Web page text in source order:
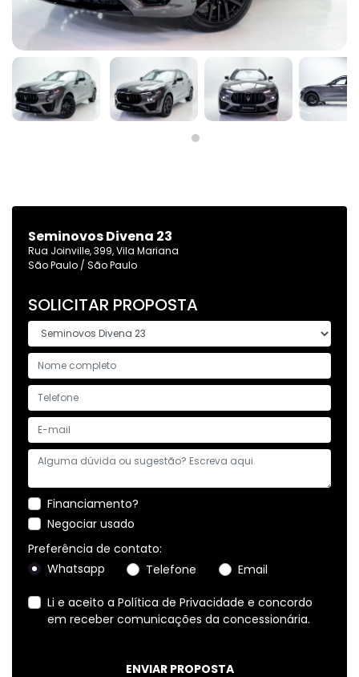
Seminovos Divena 23
Rua Joinville, 399, Vila Mariana
São Paulo / São Paulo
SOLICITAR PROPOSTA
Financiamento?
Negociar usado
Preferência de contato:
Whatsapp
Telefone Email
Li e aceito a Política de Privacidade e concordo
em receber comunicações da concessionária.
ENVIAR PROPOSTA